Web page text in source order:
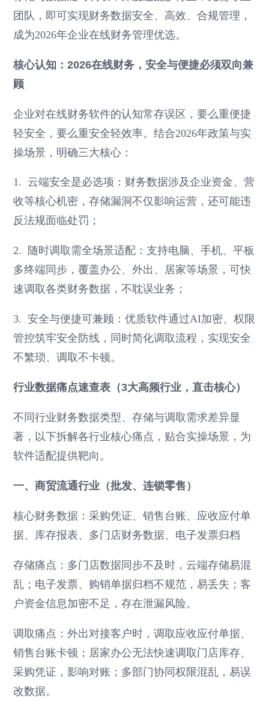
团队，即可实现财务数据安全、高效、合规管理，
成为2026年企业在线财务管理优选。
核心认知：2026在线财务，安全与便捷必须双向兼
顾
企业对在线财务软件的认知常存误区，要么重便捷
轻安全，要么重安全轻效率。结合2026年政策与实
操场景，明确三大核心：
1. 云端安全是必选项：财务数据涉及企业资金、营
收等核心机密，存储漏洞不仅影响运营，还可能违
反法规面临处罚；
2. 随时调取需全场景适配：支持电脑、手机、平板
多终端同步，覆盖办公、外出、居家等场景，可快
速调取各类财务数据，不耽误业务；
3. 安全与便捷可兼顾：优质软件通过AI加密、权限
管控筑牢安全防线，同时简化调取流程，实现安全
不繁琐、调取不卡顿。
行业数据痛点速查表（3大高频行业，直击核心）
不同行业财务数据类型、存储与调取需求差异显
著，以下拆解各行业核心痛点，贴合实操场景，为
软件适配提供靶向。
一、商贸流通行业（批发、连锁零售）
核心财务数据：采购凭证、销售台账、应收应付单
据、库存报表、多门店财务数据、电子发票归档
存储痛点：多门店数据同步不及时，云端存储易混
乱；电子发票、购销单据归档不规范，易丢失；客
户资金信息加密不足，存在泄漏风险。
调取痛点：外出对接客户时，调取应收应付单据、
销售台账卡顿；居家办公无法快速调取门店库存、
采购凭证，影响对账；多部门协同权限混乱，易误
改数据。